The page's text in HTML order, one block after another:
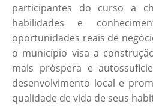
participantes do curso a
habilidades e
oportunidades reais de
o município visa a
mais próspera e
desenvolvimento local e
qualidade de vida de seus